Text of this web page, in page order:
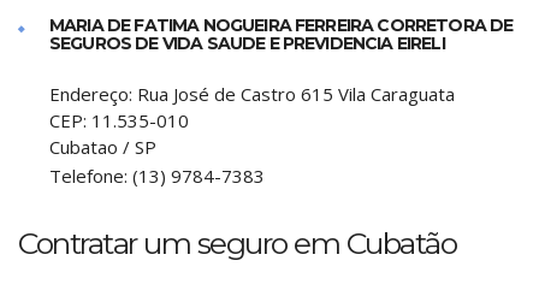
MARIA DE FATIMA NOGUEIRA FERREIRA CORRETORA DE
SEGUROS DE VIDA SAUDE E PREVIDENCIA EIRELI
Endereço: Rua José de Castro 615 Vila Caraguata
CEP: 11.535-010
Cubatao / SP
Telefone: (13) 9784-7383
Contratar um seguro em Cubatão